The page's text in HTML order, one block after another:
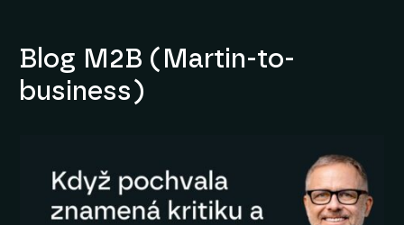
Blog M2B (Martin-to-
business)